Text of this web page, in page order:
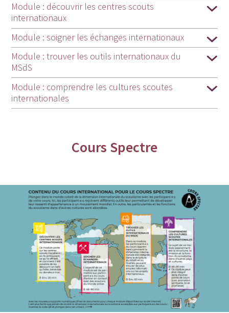
Module : découvrir les centres scouts
internationaux
Module : soigner les échanges internationaux
Module : trouver les outils internationaux du
MSdS
Module : comprendre les cultures scoutes
internationales
Cours Spectre